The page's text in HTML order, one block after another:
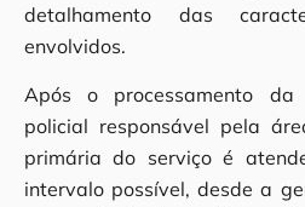
detalhamento das
envolvidos.
Após o processamento
policial responsável pela
primária do serviço é
intervalo possível, desde a